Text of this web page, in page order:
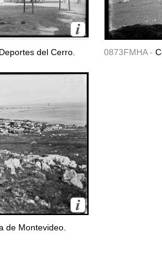
del Cerro. 0873FMHA -
de Montevideo.